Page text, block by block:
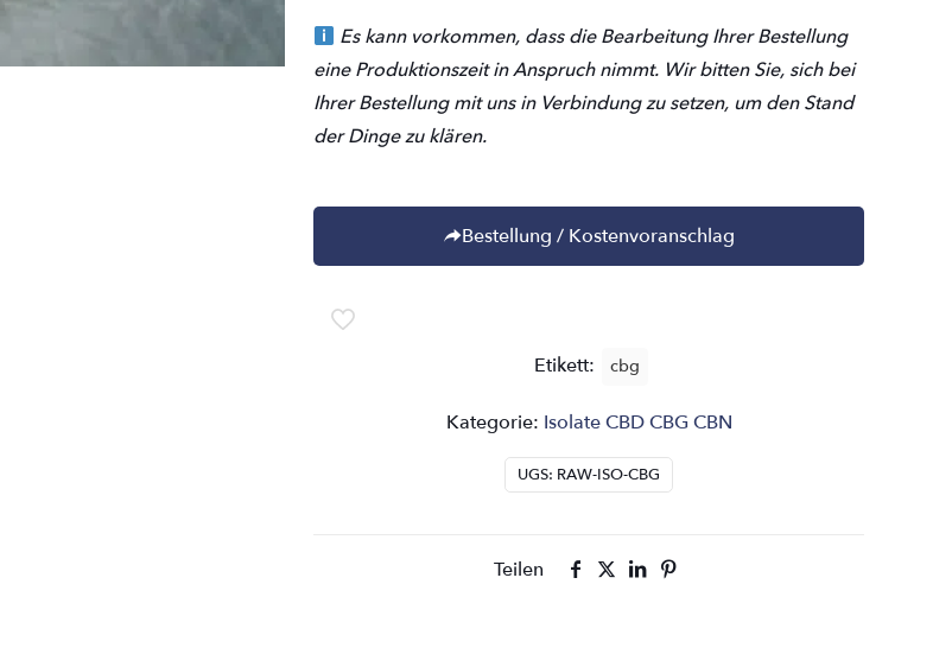
Es kann vorkommen, dass die Bearbeitung Ihrer Bestellung
eine Produktionszeit in Anspruch nimmt. Wir bitten Sie, sich bei
Ihrer Bestellung mit uns in Verbindung zu setzen, um den Stand
der Dinge zu klären.
Bestellung / Kostenvoranschlag
UGS: RAW-ISO-CBG
Kategorie: Isolate CBD CBG CBN
Etikett: cbg
Teilen